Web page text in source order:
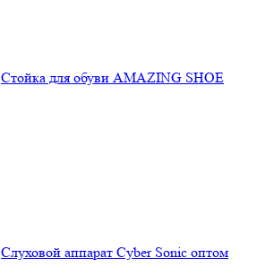
Стойка для обуви AMAZING SHOE
Слуховой аппарат Cyber Sonic оптом